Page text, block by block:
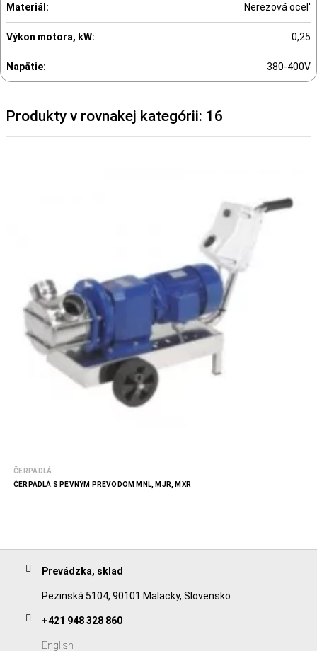
Materiál: Nerezová ocel'
Výkon motora, kW: 0,25
Napätie: 380-400V
Produkty v rovnakej kategórii: 16
ČERPADLÁ
ČERPADLÁ S PEVNÝM PREVODOM MNL, MJR, MXR
Prevádzka, sklad
Pezinská 5104, 90101 Malacky, Slovensko
+421 948 328 860
English